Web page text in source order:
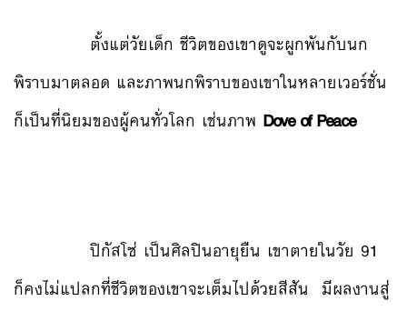
ตั้งแต่วัยเด็ก ชีวิตของเขาดูจะผูกพันกับนก
พิราบมาตลอด และภาพนกพิราบของเขาในหลายเวอร์ชั่น
ก็เป็นที่นิยมของผู้คนทั่วโลก เช่นภาพ Dove of Peace
ปิกัสโซ่ เป็นศิลปินอายุยืน เขาตายในวัย 91
ก็คงไม่แปลกที่ชีวิตของเขาจะเต็มไปด้วยสีสัน มีผลงานสู่